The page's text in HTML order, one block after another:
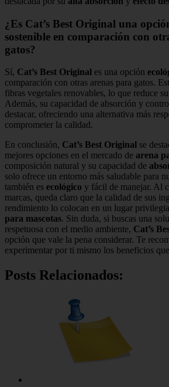
¿Es Cat’s Best Original una
sostenible en comparación con
gatos?
Sí, Cat’s Best Original es una opción
comparación con otras arenas para gatos.
fibras vegetales renovables, lo que reduce
Además, su capacidad de absorción y
destacar, ofreciendo una alternativa más
comprometer la calidad.
En conclusión, Cat’s Best Original se
mejores opciones en el mercado de arena
composición natural y su capacidad de
solo ofrece un entorno más saludable para
también es ecológico y fácil de manejar. Al
marcas, queda claro que la calidad de sus
rendimiento lo colocan en un lugar
para mascotas. Sin duda, si buscas una
respetuosa con el medio ambiente, Cat’s
opción que vale la pena considerar. Te
experimentar por ti mismo los beneficios
Posts Relacionados: